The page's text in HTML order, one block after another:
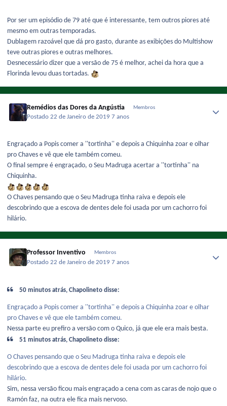
Por ser um episódio de 79 até que é interessante, tem outros piores até
mesmo em outras temporadas.
Dublagem razoável que dá pro gasto, durante as exibições do Multishow
teve outras piores e outras melhores.
Desnecessário dizer que a versão de 75 é melhor, achei da hora que a
Florinda levou duas tortadas.
Remédios das Dores da Angústia Membros
Postado22 de Janeiro de 20197 anos
Engraçado a Popis comer a ''tortinha'' e depois a Chiquinha zoar e olhar
pro Chaves e vê que ele também comeu.
O final sempre é engraçado, o Seu Madruga acertar a ''tortinha'' na
Chiquinha.
O Chaves pensando que o Seu Madruga tinha raiva e depois ele
descobrindo que a escova de dentes dele foi usada por um cachorro foi
hilário.
Professor Inventivo Membros
Postado22 de Janeiro de 20197 anos
50 minutos atrás, Chapolineto disse:
Engraçado a Popis comer a ''tortinha'' e depois a Chiquinha zoar e olhar
pro Chaves e vê que ele também comeu.
Nessa parte eu prefiro a versão com o Quico, já que ele era mais besta.
51 minutos atrás, Chapolineto disse:
O Chaves pensando que o Seu Madruga tinha raiva e depois ele
descobrindo que a escova de dentes dele foi usada por um cachorro foi
hilário.
Sim, nessa versão ficou mais engraçado a cena com as caras de nojo que o
Ramón faz, na outra ele fica mais nervoso.